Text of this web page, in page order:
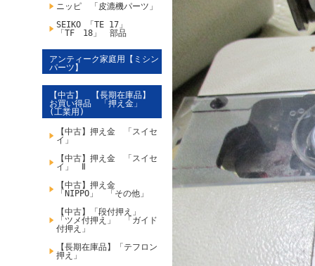
ニッピ 「皮漉機パーツ」
SEIKO 「TE 17」
「TF 18」 部品
アンティーク家庭用【ミシン
パーツ】
【中古】 【長期在庫品】
お買い得品 「押え金」
(工業用)
【中古】押え金 「スイセ
イ」
【中古】押え金 「スイセ
イ」 Ⅱ
【中古】押え金
「NIPPO」 「その他」
【中古】「段付押え」
「ツメ付押え」 「ガイド
付押え」
【長期在庫品】「テフロン
押え」